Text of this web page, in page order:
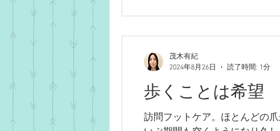
歩くことは希望
訪問フットケア。ほとんどの
茂木有紀
2024年8月26日
読了時間: 1分